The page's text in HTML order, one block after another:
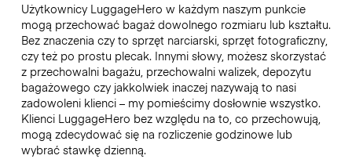
Użytkownicy LuggageHero w każdym naszym punkcie
mogą przechować bagaż dowolnego rozmiaru lub kształtu.
Bez znaczenia czy to sprzęt narciarski, sprzęt fotograficzny,
czy też po prostu plecak. Innymi słowy, możesz skorzystać
z przechowalni bagażu, przechowalni walizek, depozytu
bagażowego czy jakkolwiek inaczej nazywają to nasi
zadowoleni klienci – my pomieścimy dosłownie wszystko.
Klienci LuggageHero bez względu na to, co przechowują,
mogą zdecydować się na rozliczenie godzinowe lub
wybrać stawkę dzienną.